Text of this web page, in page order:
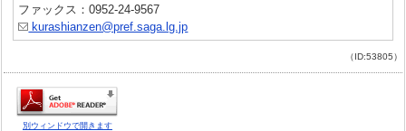
ファックス：0952-24-9567
kurashianzen@pref.saga.lg.jp
（ID:53805）
別ウィンドウで開きます